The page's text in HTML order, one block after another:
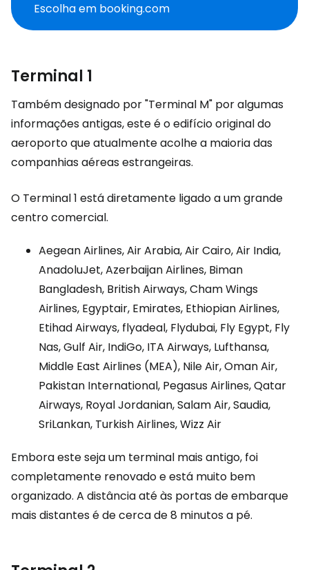
Escolha em booking.com
Terminal 1
Também designado por "Terminal M" por algumas
informações antigas, este é o edifício original do
aeroporto que atualmente acolhe a maioria das
companhias aéreas estrangeiras.
O Terminal 1 está diretamente ligado a um grande
centro comercial.
Aegean Airlines, Air Arabia, Air Cairo, Air India,
AnadoluJet, Azerbaijan Airlines, Biman
Bangladesh, British Airways, Cham Wings
Airlines, Egyptair, Emirates, Ethiopian Airlines,
Etihad Airways, flyadeal, Flydubai, Fly Egypt, Fly
Nas, Gulf Air, IndiGo, ITA Airways, Lufthansa,
Middle East Airlines (MEA), Nile Air, Oman Air,
Pakistan International, Pegasus Airlines, Qatar
Airways, Royal Jordanian, Salam Air, Saudia,
SriLankan, Turkish Airlines, Wizz Air
Embora este seja um terminal mais antigo, foi
completamente renovado e está muito bem
organizado. A distância até às portas de embarque
mais distantes é de cerca de 8 minutos a pé.